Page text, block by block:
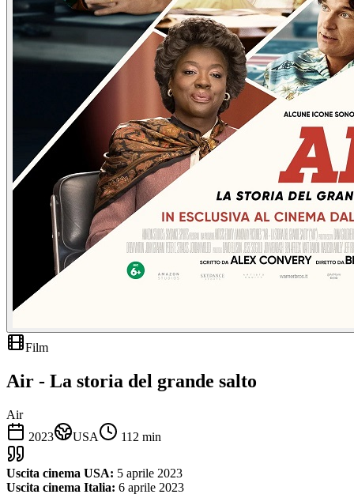
Film
Air - La storia del grande salto
Air
2023
USA 112 min
Uscita cinema USA: 5 aprile 2023
Uscita cinema Italia: 6 aprile 2023